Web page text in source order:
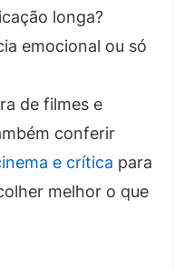
longa?
emocional ou só
de filmes e
conferir
e crítica para
melhor o que